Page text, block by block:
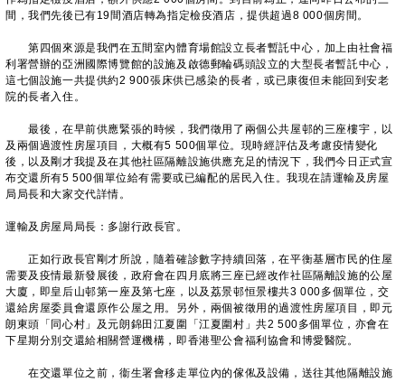
間，我們先後已有19間酒店轉為指定檢疫酒店，提供超過8 000個房間。
第四個來源是我們在五間室內體育場館設立長者暫託中心，加上由社會福
利署營辦的亞洲國際博覽館的設施及啟德郵輪碼頭設立的大型長者暫託中心，
這七個設施一共提供約2 900張床供已感染的長者，或已康復但未能回到安老
院的長者入住。
最後，在早前供應緊張的時候，我們徵用了兩個公共屋邨的三座樓宇，以
及兩個過渡性房屋項目，大概有5 500個單位。現時經評估及考慮疫情變化
後，以及剛才我提及在其他社區隔離設施供應充足的情況下，我們今日正式宣
布交還所有5 500個單位給有需要或已編配的居民入住。我現在請運輸及房屋
局局長和大家交代詳情。
運輸及房屋局局長：多謝行政長官。
正如行政長官剛才所說，隨着確診數字持續回落，在平衡基層市民的住屋
需要及疫情最新發展後，政府會在四月底將三座已經改作社區隔離設施的公屋
大廈，即皇后山邨第一座及第七座，以及荔景邨恒景樓共3 000多個單位，交
還給房屋委員會還原作公屋之用。另外，兩個被徵用的過渡性房屋項目，即元
朗東頭「同心村」及元朗錦田江夏圍「江夏圍村」共2 500多個單位，亦會在
下星期分別交還給相關營運機構，即香港聖公會福利協會和博愛醫院。
在交還單位之前，衞生署會移走單位內的傢俬及設備，送往其他隔離設施